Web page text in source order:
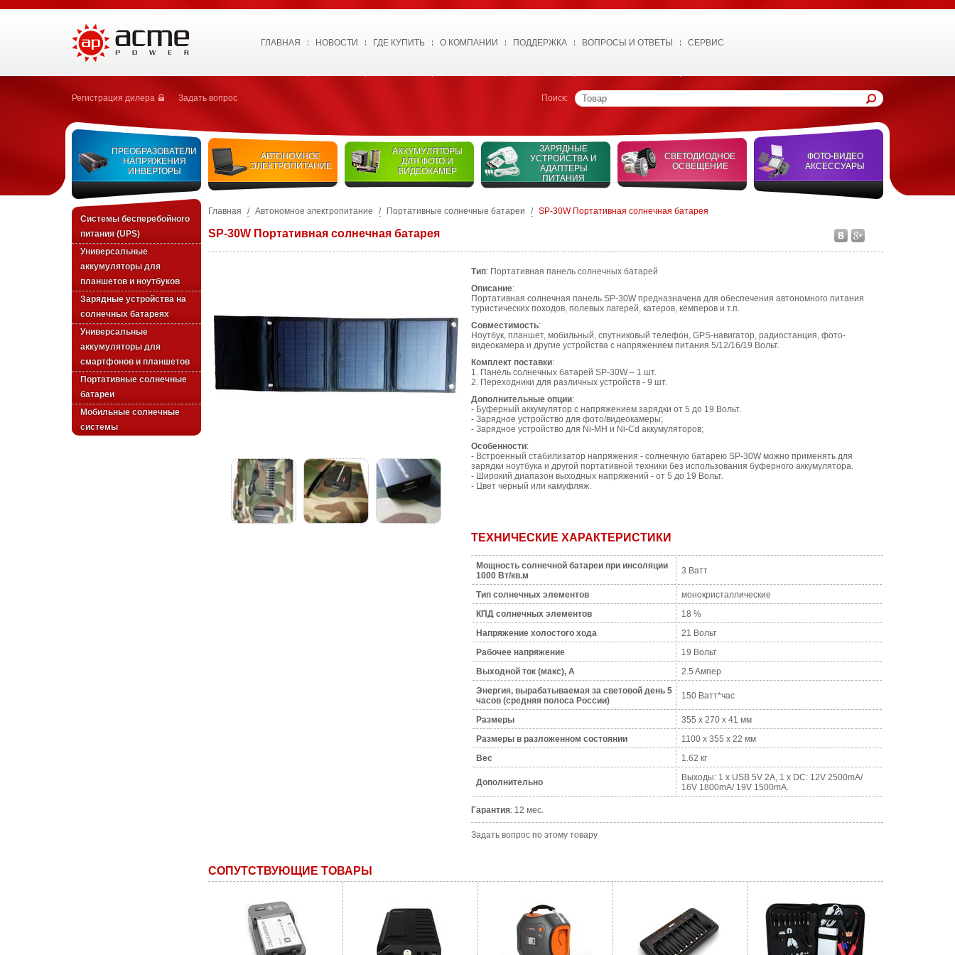
ГЛАВНАЯ НОВОСТИ ГДЕ КУПИТЬ О КОМПАНИИ ПОДДЕРЖКА ВОПРОСЫ И ОТВЕТЫ СЕРВИС
Регистрация дилера Задать вопрос Поиск:
ПРЕОБРАЗОВАТЕЛИ
НАПРЯЖЕНИЯ
ИНВЕРТОРЫ
АВТОНОМНОЕ
ЭЛЕКТРОПИТАНИЕ
АККУМУЛЯТОРЫ
ДЛЯ ФОТО И
ВИДЕОКАМЕР
ЗАРЯДНЫЕ
УСТРОЙСТВА И
АДАПТЕРЫ
ПИТАНИЯ
СВЕТОДИОДНОЕ
ОСВЕЩЕНИЕ
ФОТО-ВИДЕО
АКСЕССУАРЫ
Системы бесперебойного
питания (UPS)
Универсальные
аккумуляторы для
планшетов и ноутбуков
Зарядные устройства на
солнечных батареях
Универсальные
аккумуляторы для
смартфонов и планшетов
Портативные солнечные
батареи
Мобильные солнечные
системы
Главная / Автономное электропитание / Портативные солнечные батареи / SP-30W Портативная солнечная батарея
SP-30W Портативная солнечная батарея
Тип: Портативная панель солнечных батарей
Описание:
Портативная солнечная панель SP-30W предназначена для обеспечения автономного питания
туристических походов, полевых лагерей, катеров, кемперов и т.п.
Совместимость:
Ноутбук, планшет, мобильный, спутниковый телефон, GPS-навигатор, радиостанция, фото-
видеокамера и другие устройства с напряжением питания 5/12/16/19 Вольт.
Комплект поставки:
1. Панель солнечных батарей SP-30W – 1 шт.
2. Переходники для различных устройств - 9 шт.
Дополнительные опции:
- Буферный аккумулятор с напряжением зарядки от 5 до 19 Вольт.
- Зарядное устройство для фото/видеокамеры;
- Зарядное устройство для Ni-MH и Ni-Cd аккумуляторов;
Особенности:
- Встроенный стабилизатор напряжения - солнечную батарею SP-30W можно применять для
зарядки ноутбука и другой портативной техники без использования буферного аккумулятора.
- Широкий диапазон выходных напряжений - от 5 до 19 Вольт.
- Цвет черный или камуфляж.
ТЕХНИЧЕСКИЕ ХАРАКТЕРИСТИКИ
Мощность солнечной батареи при инсоляции
1000 Вт/кв.м
3 Ватт
Тип солнечных элементов
монокристаллические
КПД солнечных элементов
18 %
Напряжение холостого хода
21 Вольт
Рабочее напряжение
19 Вольт
Выходной ток (макс), A
2.5 Aмпер
Энергия, вырабатываемая за световой день 5
часов (средняя полоса России)
150 Ватт*час
Размеры
355 x 270 x 41 мм
Размеры в разложенном состоянии
1100 x 355 x 22 мм
Bec
1.62 кг
Дополнительно
Выходы: 1 x USB 5V 2A, 1 х DC: 12V 2500mA/
16V 1800mA/ 19V 1500mA.
Гарантия: 12 мес.
Задать вопрос по этому товару
СОПУТСТВУЮЩИЕ ТОВАРЫ